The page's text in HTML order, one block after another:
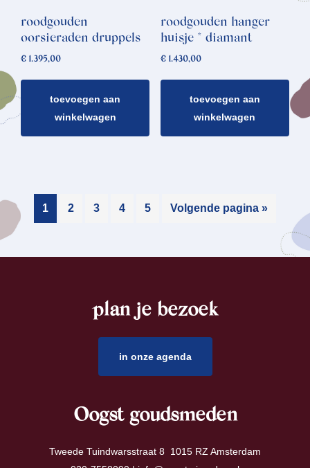
roodgouden
oorsieraden druppels
€ 1.395,00
toevoegen aan
winkelwagen
roodgouden hanger
huisje * diamant
€1.430,00
toevoegen aan
winkelwagen
1 2 3 4 5 Volgende pagina »
plan je bezoek
in onze agenda
Oogst goudsmeden
Tweede Tuindwarsstraat 8 1015 RZ Amsterdam